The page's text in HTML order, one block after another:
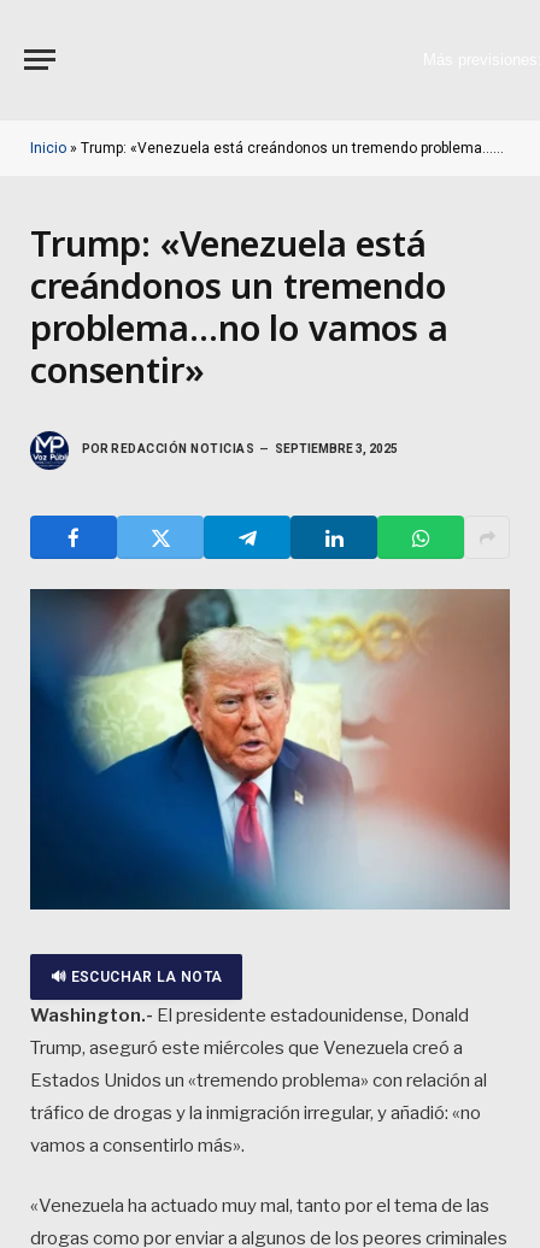
Inicio » Trump: «Venezuela está creándonos un tremendo problema…no lo vamos a consentir»
Trump: «Venezuela está
creándonos un tremendo
problema…no lo vamos a
consentir»
POR REDACCIÓN NOTICIAS SEPTIEMBRE 3, 2025
🔊 ESCUCHAR LA NOTA
Washington.- El presidente estadounidense, Donald
Trump, aseguró este miércoles que Venezuela creó a
Estados Unidos un «tremendo problema» con relación al
tráfico de drogas y la inmigración irregular, y añadió: «no
vamos a consentirlo más».
«Venezuela ha actuado muy mal, tanto por el tema de las
drogas como por enviar a algunos de los peores criminales